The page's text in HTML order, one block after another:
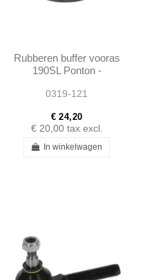
Rubberen buffer vooras
190SL Ponton -
0319-121
€ 24,20
€ 20,00 tax excl.
In winkelwagen